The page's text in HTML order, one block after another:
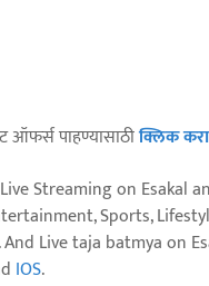
ऑफर्स पाहण्यासाठीक्लिक करा
Streaming on Esakal
Sports,
And Live taja batmya
IOS.